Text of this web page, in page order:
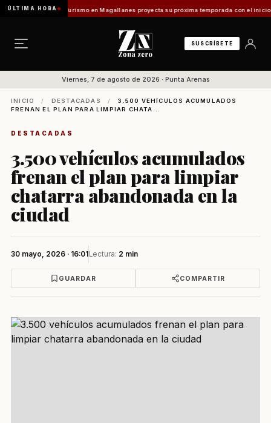
ÚLTIMA HORA
Vladilo] Turismo en Magallanes proyecta su próxima temporada con el inicio de
SUSCRÍBETE
Viernes, 7 de agosto de 2026 · Punta Arenas
INICIO / DESTACADAS /
3.500 VEHÍCULOS ACUMULADOS
FRENAN EL PLAN PARA LIMPIAR CHATA...
DESTACADAS
3.500 vehículos acumulados
frenan el plan para limpiar
chatarra abandonada en la
ciudad
30 mayo, 2026 · 16:01Lectura: 2 min
GUARDAR COMPARTIR